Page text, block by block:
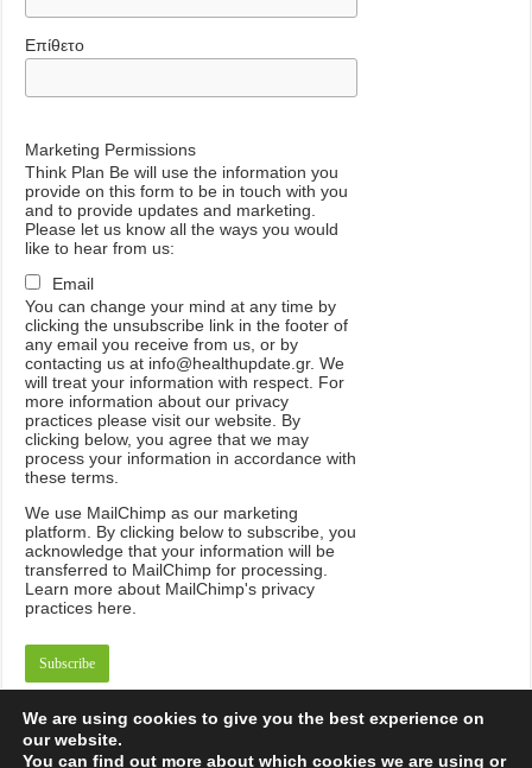
Επίθετο
Marketing Permissions
Think Plan Be will use the information you
provide on this form to be in touch with you
and to provide updates and marketing.
Please let us know all the ways you would
like to hear from us:
Email
You can change your mind at any time by
clicking the unsubscribe link in the footer of
any email you receive from us, or by
contacting us at info@healthupdate.gr. We
will treat your information with respect. For
more information about our privacy
practices please visit our website. By
clicking below, you agree that we may
process your information in accordance with
these terms.
We use MailChimp as our marketing
platform
By clicking below to subscribe ,you
acknowledge that your information will be
transferred to MailChimp for processing
Learn more about MailChimp's privacy
practices here
We are using cookies to give you the best experience on
our website.
You can find out more about which cookies we are using or